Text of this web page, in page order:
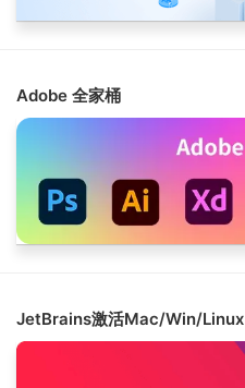
Adobe 全家桶
JetBrains激活Mac/Win/Linux